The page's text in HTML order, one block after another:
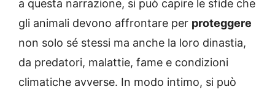
a questa narrazione, si può capire le sfide che
gli animali devono affrontare per proteggere
non solo sé stessi ma anche la loro dinastia,
da predatori, malattie, fame e condizioni
climatiche avverse. In modo intimo, si può